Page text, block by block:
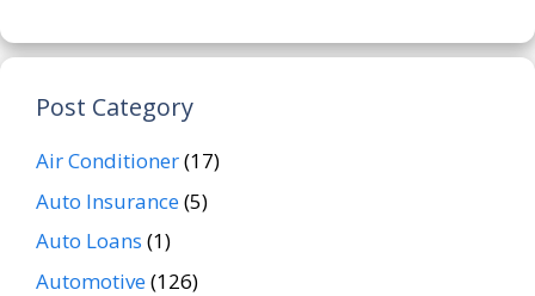
Post Category
Air Conditioner(17)
Auto Insurance(5)
Auto Loans (1)
Automotive(126)